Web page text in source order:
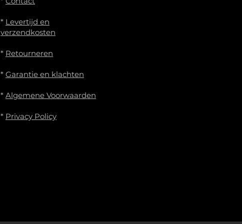
* Levertijd en
verzendkosten
* Retourneren
* Garantie en klachten
* Algemene Voorwaarden
* Privacy Policy